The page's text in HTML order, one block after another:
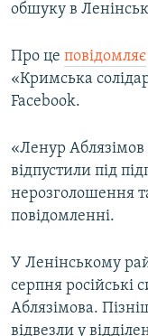
обшуку в
Про це повідомляє
«Кримська
Facebook.
«Ленур Аблязімов
відпустили під
нерозголошення
повідомленні.
У Ленінському
серпня російські
Аблязімова.
відвезли у